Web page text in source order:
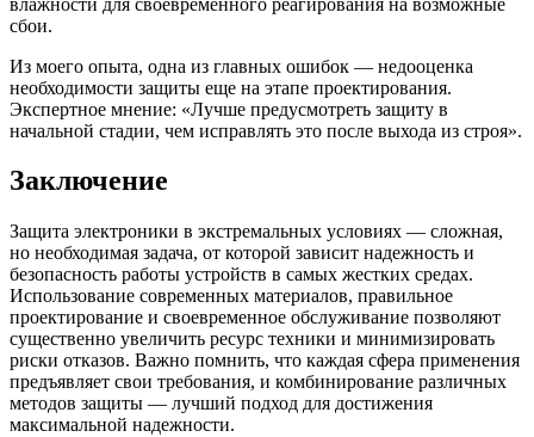
сбои.
Из моего опыта, одна из главных ошибок — недооценка
необходимости защиты еще на этапе проектирования.
Экспертное мнение: «Лучше предусмотреть защиту в
начальной стадии, чем исправлять это после выхода из строя».
Заключение
Защита электроники в экстремальных условиях — сложная,
но необходимая задача, от которой зависит надежность и
безопасность работы устройств в самых жестких средах.
Использование современных материалов, правильное
проектирование и своевременное обслуживание позволяют
существенно увеличить ресурс техники и минимизировать
риски отказов. Важно помнить, что каждая сфера применения
предъявляет свои требования, и комбинирование различных
методов защиты — лучший подход для достижения
максимальной надежности.